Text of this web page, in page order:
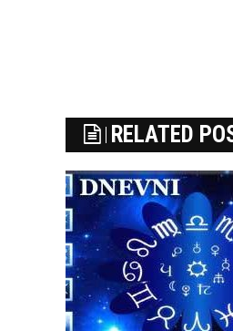
RELATED